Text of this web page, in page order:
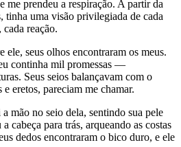
me prendeu a respiração. A partir da
tinha uma visão privilegiada de cada
reação.
ele, seus olhos encontraram os meus.
continha mil promessas —
Seus seios balançavam com o
eretos, pareciam me chamar.
mão no seio dela, sentindo sua pele
cabeça para trás, arqueando as costas
dedos encontraram o bico duro, e ele